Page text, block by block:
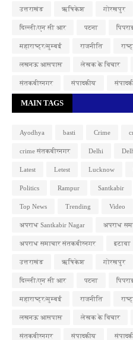
उत्तराखंड ऋषिकेश गोरखपुर
दिल्ली/एन सी आर पटना
महाराष्ट्र/मुम्बई राजनीति
लखनऊ आसपास लेखक के विचार
संतकबीरनगर संपादकीय
MAIN TAGS
Ayodhya basti Crime
crime संतकबीरनगर Delhi
Latest Letest Lucknow
Politics Rampur Santkabir
Top News Trending Video
अपराध Santkabir Nagar अपराध
अपराध समाचार संतकबीरनगर इटावा
उत्तराखंड ऋषिकेश गोरखपुर
दिल्ली/एन सी आर पटना
महाराष्ट्र/मुम्बई राजनीति
लखनऊ आसपास लेखक के विचार
संतकबीरनगर संपादकीय